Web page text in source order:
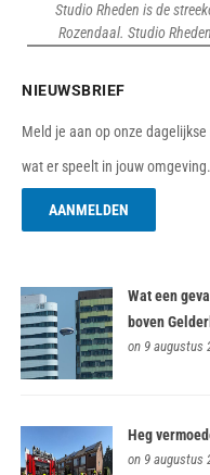
Studio Rheden is de
Rozendaal. Studio
NIEUWSBRIEF
Meld je aan op onze
wat er speelt in jouw omgeving.
Wat een
boven
on 9 augustus
Heg
on 9 augustus